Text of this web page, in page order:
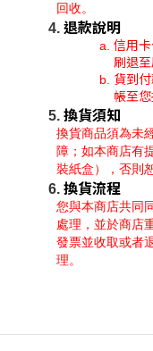
回收。
退款說明
信用
刷退
貨到
帳至
換貨須知
換貨商品須為未
障；如本商店有
裝紙盒），否則
換貨流程
您與本商店共同
處理，並於商店
發票並收取或者
理。